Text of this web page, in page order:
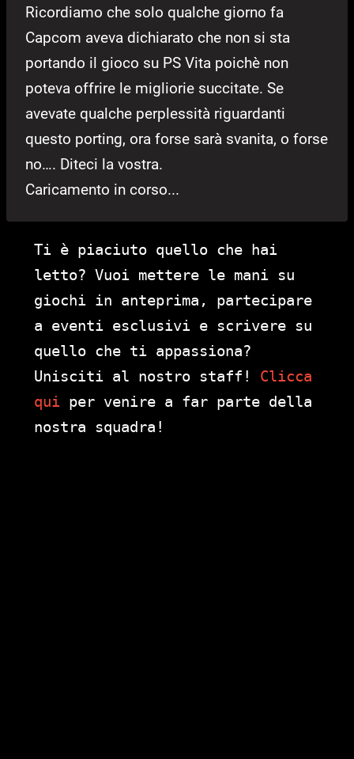
Ricordiamo che solo qualche giorno fa
Capcom aveva dichiarato che non si sta
portando il gioco su PS Vita poichè non
poteva offrire le migliorie succitate. Se
avevate qualche perplessità riguardanti
questo porting, ora forse sarà svanita, o forse
no…. Diteci la vostra.
Caricamento in corso...
Ti è piaciuto quello che hai
letto? Vuoi mettere le mani su
giochi in anteprima, partecipare
a eventi esclusivi e scrivere su
quello che ti appassiona?
Unisciti al nostro staff! Clicca
qui per venire a far parte della
nostra squadra!